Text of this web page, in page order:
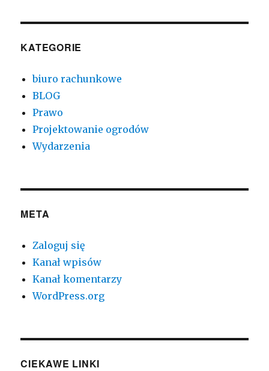
KATEGORIE
biuro rachunkowe
BLOG
Prawo
Projektowanie ogrodów
Wydarzenia
META
Zaloguj się
Kanał wpisów
Kanał komentarzy
WordPress.org
CIEKAWE LINKI